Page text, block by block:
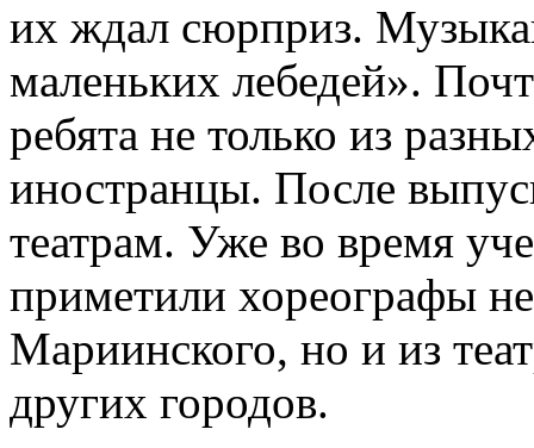
их ждал сюрприз.
маленьких лебедей».
ребята не только из
иностранцы. После
театрам. Уже во время
приметили хореографы
Мариинского, но и из
других городов.